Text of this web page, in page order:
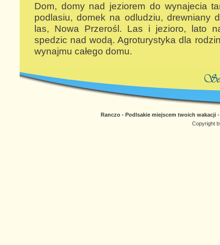
Dom, domy nad jeziorem do wynajecia
podlasiu, domek na odludziu, drewniany
las, Nowa Przerośl. Las i jezioro, lato
spedzic nad wodą. Agroturystyka dla
wynajmu całego domu.
Ranczo - Podlsakie miejscem twoich wakacji
Copyright